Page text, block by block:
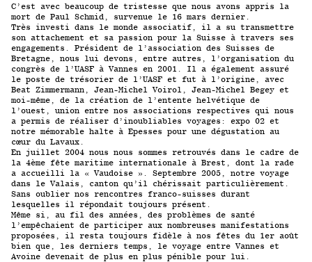
C’est avec beaucoup de tristesse que nous avons appris la
mort de Paul Schmid, survenue le 16 mars dernier.
Très investi dans le monde associatif, il a su transmettre
son attachement et sa passion pour la Suisse à travers ses
engagements. Président de l’association des Suisses de
Bretagne, nous lui devons, entre autres, l’organisation du
congrès de l’UASF à Vannes en 2001. Il a également assuré
le poste de trésorier de l’UASF et fut à l’origine, avec
Beat Zimmermann, Jean-Michel Voirol, Jean-Michel Begey et
moi-même, de la création de l’entente helvétique de
l’ouest, union entre nos associations respectives qui nous
a permis de réaliser d’inoubliables voyages: expo 02 et
notre mémorable halte à Epesses pour une dégustation au
cœur du Lavaux.
En juillet 2004 nous nous sommes retrouvés dans le cadre de
la 4ème fête maritime internationale à Brest, dont la rade
a accueilli la « Vaudoise ». Septembre 2005, notre voyage
dans le Valais, canton qu’il chérissait particulièrement.
Sans oublier nos rencontres franco-suisses durant
lesquelles il répondait toujours présent.
Même si, au fil des années, des problèmes de santé
l’empêchaient de participer aux nombreuses manifestations
proposées, il resta toujours fidèle à nos fêtes du 1er août
bien que, les derniers temps, le voyage entre Vannes et
Avoine devenait de plus en plus pénible pour lui.